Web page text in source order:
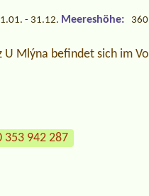
- 31.12. Meereshöhe:
U Mlýna befindet sich im
353 942 287